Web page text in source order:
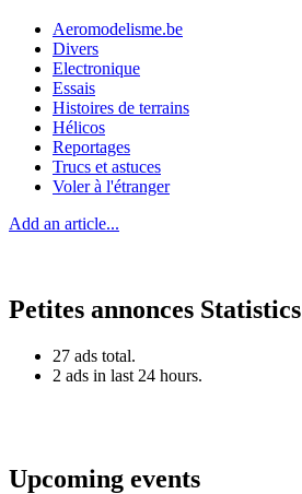
Aeromodelisme.be
Divers
Electronique
Essais
Histoires de terrains
Hélicos
Reportages
Trucs et astuces
Voler à l'étranger
Add an article...
Petites annonces Statistics
27 ads total.
2 ads in last 24 hours.
Upcoming events